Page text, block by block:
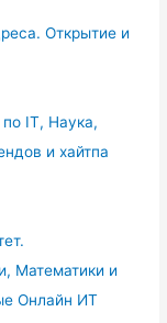
Открытие и
IT, Наука,
и хайтпа
Математики и
Онлайн ИТ